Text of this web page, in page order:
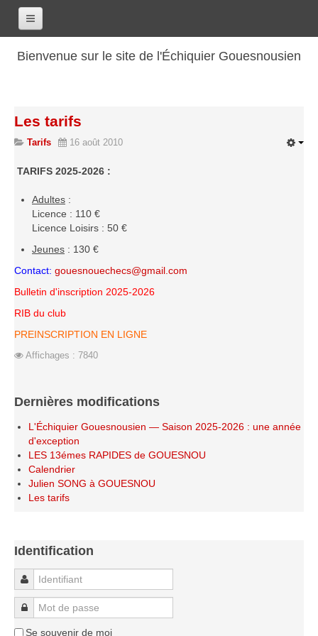
Bienvenue sur le site de l'Échiquier Gouesnousien
Les renseignements
Les coordonnées
Les horaires
Les licenciés
Saison 2017-2018
Saison 2016-2017
Saison 2015-2016
Saison 2014-2015
Saison 2012-2013
Saison 2011-2012
Saison 2010-2011
Saison 2009-2010
Saison 2008-2009
L'Open de Noël
Les Rapides
Les tournois de saison
Les tarifs
Tarifs 16 août 2010
TARIFS 2025-2026 :
Adultes :
Licence : 110 €
Licence Loisirs : 50 €
Jeunes : 130 €
Contact: gouesnouechecs@gmail.com
Bulletin d'inscription 2025-2026
RIB du club
PREINSCRIPTION EN LIGNE
Affichages : 7840
Dernières modifications
L'Échiquier Gouesnousien — Saison 2025-2026 : une année
d'exception
LES 13émes RAPIDES de GOUESNOU
Calendrier
Julien SONG à GOUESNOU
Les tarifs
Identification
Identifiant
Mot de passe
Se souvenir de moi